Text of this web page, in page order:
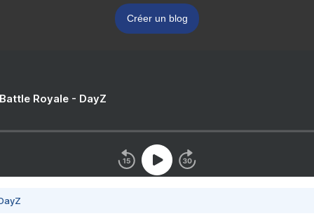
Créer un blog
Royale - DayZ